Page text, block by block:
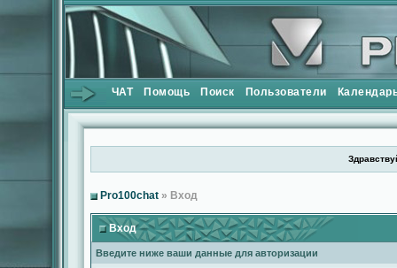
ЧАТ Помощь Поиск Пользователи
Pro100chat » Вход
Вход
Введите ниже ваши данные для авторизации